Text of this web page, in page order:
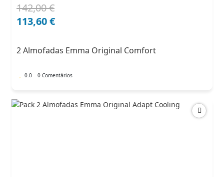
142,00€
O
preço
142,00 €.
113,60€
O
preço
113,60 €.
2 Almofadas Emma Original Comfort
0.0 0 Comentários